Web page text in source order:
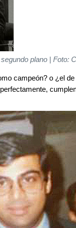
plano | Foto:
campeón? o ¿el